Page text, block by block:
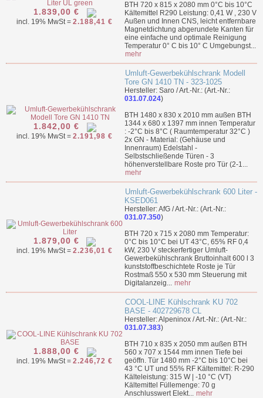
1.839,00 €
incl. 19% MwSt = 2.188,41 €
BTH 720 x 815 x 2080 mm 0°C bis 10°C
Kältemittel R290 Leistung: 0,41 W , 230 V
Außen und Innen CNS, leicht entfernbare
Magnetdichtung abgerundete Kanten für
eine einfache und optimale Reinigung
Temperatur 0° C bis 10° C Umgebungst...
mehr
1.842,00 €
incl. 19% MwSt = 2.191,98 €
Umluft-Gewerbekühlschrank Modell
Tore GN 1410 TN - 323-1025
Hersteller: Saro / Art.-Nr.: (Art.-Nr.:
031.07.024)
BTH 1480 x 830 x 2010 mm außen BTH
1344 x 680 x 1397 mm innen Temperatur
: -2°C bis 8°C ( Raumtemperatur 32°C )
2x GN - Material: (Gehäuse und
Innenraum) Edelstahl -
Selbstschließende Türen - 3
höhenverstellbare Roste pro Tür (2-1...
mehr
1.879,00 €
incl. 19% MwSt = 2.236,01 €
Umluft-Gewerbekühlschrank 600 Liter -
KSED061
Hersteller: AfG / Art.-Nr.: (Art.-Nr.:
031.07.350)
BTH 720 x 715 x 2080 mm Temperatur:
0°C bis 10°C bei UT 43°C, 65% RF 0,4
kW, 230 V steckerfertiger Umluft-
Gewerbekühlschrank Bruttoinhalt 600 l 3
kunststoffbeschichtete Roste je Tür
Rostmaß 550 x 530 mm Steuerung mit
Digitalanzeig... mehr
1.888,00 €
incl. 19% MwSt = 2.246,72 €
COOL-LINE Kühlschrank KU 702
BASE - 402729678 CL
Hersteller: Alpeninox / Art.-Nr.: (Art.-Nr.:
031.07.383)
BTH 710 x 835 x 2050 mm außen BTH
560 x 707 x 1544 mm innen Tiefe bei
geöffn. Tür 1480 mm -2°C bis 10°C bei
43 °C UT und 55% RF Kältemittel: R-290
Kälteleistung: 315 W | -10 °C (VT)
Kältemittel Füllemenge: 70 g
Anschlusswert Elekt... mehr